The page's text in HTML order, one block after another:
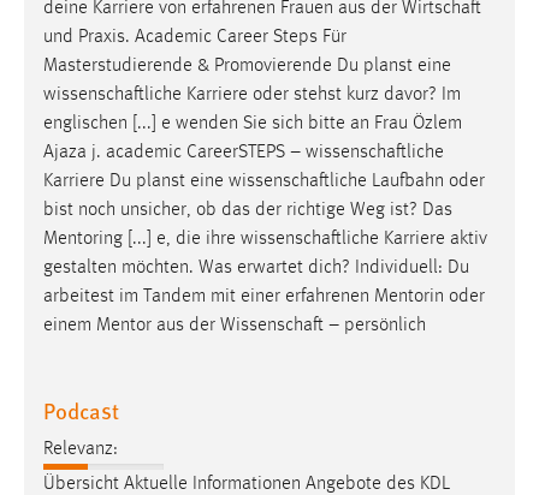
deine Karriere von erfahrenen Frauen aus der Wirtschaft
und Praxis. Academic Career Steps Für
Masterstudierende & Promovierende Du planst eine
wissenschaftliche Karriere oder stehst kurz davor? Im
englischen [...] e wenden Sie sich bitte an Frau Özlem
Ajaza j. academic CareerSTEPS – wissenschaftliche
Karriere Du planst eine wissenschaftliche Laufbahn oder
bist noch unsicher, ob das der richtige Weg ist? Das
Mentoring [...] e, die ihre wissenschaftliche Karriere aktiv
gestalten möchten. Was erwartet dich? Individuell: Du
arbeitest im Tandem mit einer erfahrenen Mentorin oder
einem Mentor aus der Wissenschaft – persönlich
Podcast
Relevanz:
Übersicht Aktuelle Informationen Angebote des KDL